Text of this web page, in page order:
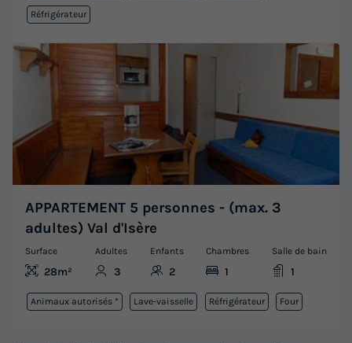
Réfrigérateur
APPARTEMENT 5 personnes - (max. 3
adultes) Val d'Isère
Surface
28m²
Adultes
3
Enfants
2
Chambres
1
Salle de bain
1
Animaux autorisés * Lave-vaisselle Réfrigérateur Four